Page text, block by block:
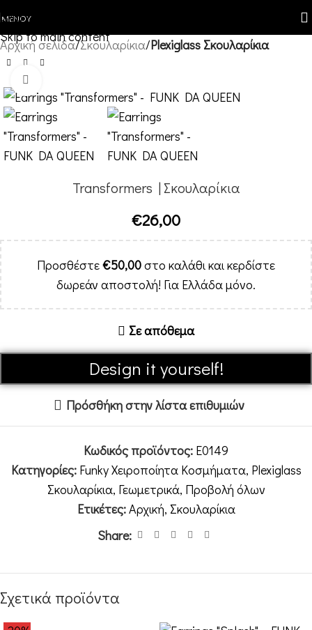
Skip to navigation
Skip to main content
ΜΕΝΟΎ
Αρχική σελίδα Σκουλαρίκια Plexiglass Σκουλαρίκια
Transformers | Σκουλαρίκια
€26,00
Προσθέστε€50,00στο καλάθι και κερδίστε
δωρεάν αποστολή! Για Ελλάδα μόνο.
Σε απόθεμα
Design it yourself!
Πρόσθήκη στην λίστα επιθυμιών
Κωδικός προϊόντος: E0149
Κατηγορίες: Funky Χειροποίητα Κοσμήματα, Plexiglass
Σκουλαρίκια, Γεωμετρικά, Προβολή όλων
Ετικέτες:Αρχική, Σκουλαρίκια
Share:
Σχετικά προϊόντα